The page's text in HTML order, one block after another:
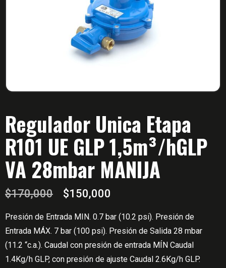
Regulador Unica Etapa
R101 UE GLP 1,5m³/hGLP
VA 28mbar MANIJA
$170,000
original
$170,000.
$150,000
actual
$150,000.
Presión de Entrada MIN. 0.7 bar (10.2 psi). Presión de
Entrada MÁX. 7 bar (100 psi). Presión de Salida 28 mbar
(11.2 “c.a.). Caudal con presión de entrada MÍN Caudal
1.4Kg/h GLP, con presión de ajuste Caudal 2.6Kg/h GLP.